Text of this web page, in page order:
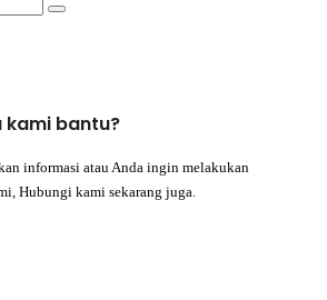
kami bantu?
informasi atau Anda ingin melakukan
Hubungi kami sekarang juga.